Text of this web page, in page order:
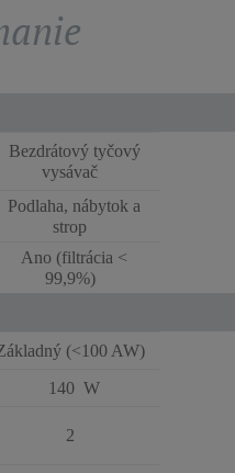
Bezdrátový tyčový
vysávač
Podlaha, nábytok a
strop
Ano (filtrácia <
99,9%)
(<100 AW)
140 W
2